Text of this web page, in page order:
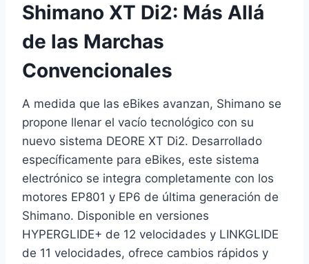
Shimano XT Di2: Más Allá
de las Marchas
Convencionales
A medida que las eBikes avanzan, Shimano se
propone llenar el vacío tecnológico con su
nuevo sistema DEORE XT Di2. Desarrollado
específicamente para eBikes, este sistema
electrónico se integra completamente con los
motores EP801 y EP6 de última generación de
Shimano. Disponible en versiones
HYPERGLIDE+ de 12 velocidades y LINKGLIDE
de 11 velocidades, ofrece cambios rápidos y